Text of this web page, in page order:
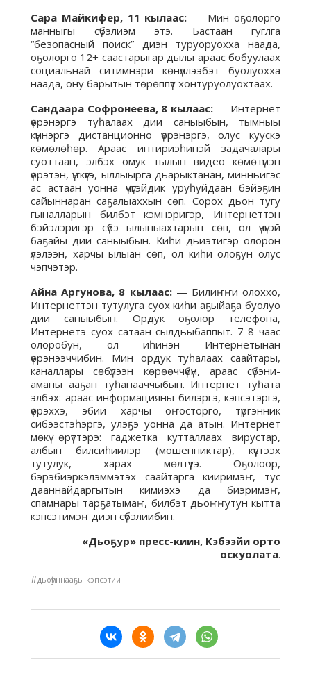
Сара Майкифер, 11 кылаас: — Мин оҕолорго
манныгы сүбэлиэм этэ. Бастаан гуглга
“безопасный поиск” диэн туруоруохха наада,
оҕолорго 12+ саастарыгар дылы араас бобуулаах
социальнай ситимнэри көнүллээбэт буолуохха
наада, ону барытын төрөппүт хонтуруолуохтаах.
Сандаара Софронеева, 8 кылаас: — Интернет
үөрэнэргэ туһалаах дии саныыбын, тымныы
күннэргэ дистанционно үөрэнэргэ, олус куускэ
көмөлөһөр. Араас интириэһинэй задачалары
суоттаан, элбэх омук тылын видео көмөтүнэн
үөрэтэн, үҥкүүгэ, ыллыырга дьарыктанан, минньигэс
ас астаан уонна үчүгэйдик уруһуйдаан бэйэҕин
сайыннаран саҕалыаххын сөп. Сорох дьон тугу
гыналларын билбэт кэмнэригэр, Интернеттэн
бэйэлэригэр сүбэ ылыныахтарын сөп, ол үчүгэй
баҕайы дии саныыбын. Киһи дьиэтигэр олорон
үлэлээн, харчы ылыан сөп, ол киһи олоҕун олус
чэпчэтэр.
Айна Аргунова, 8 кылаас:— Билиҥҥи олоххо,
Интернеттэн тутулуга суох киһи аҕыйаҕа буолуо
дии саныыбын. Ордук оҕолор телефона,
Интернетэ суох сатаан сылдьыбаппыт. 7-8 чаас
олоробун, ол иһинэн Интернетынан
үөрэнээччибин. Мин ордук туһалаах саайтары,
каналлары сөбүлээн көрөөччүбүн, араас сүбэни-
аманы ааҕан туһанааччыбын. Интернет туһата
элбэх: араас информацияны билэргэ, кэпсэтэргэ,
үөрэххэ, эбии харчы оҥосторго, түргэнник
сибээстэһэргэ, улэҕэ уонна да атын. Интернет
мөкү өрүттэрэ: гаджетка кутталлаах вирустар,
албын билсиһиилэр (мошенниктар), күүстээх
тутулук, харах мөлтүүтэ. Оҕолоор,
бэрэбиэркэлэммэтэх саайтарга кииримэҥ, тус
дааннайдаргытын кимиэхэ да биэримэҥ,
спамнары тарҕатымаҥ, билбэт дьоҥҥутун кытта
кэпсэтимэҥ диэн сүбэлиибин.
«Дьоҕур» пресс-киин, Кэбээйи орто
оскуолата.
#дьоһуннааҕы кэпсэтии